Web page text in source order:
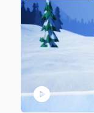
play_circle